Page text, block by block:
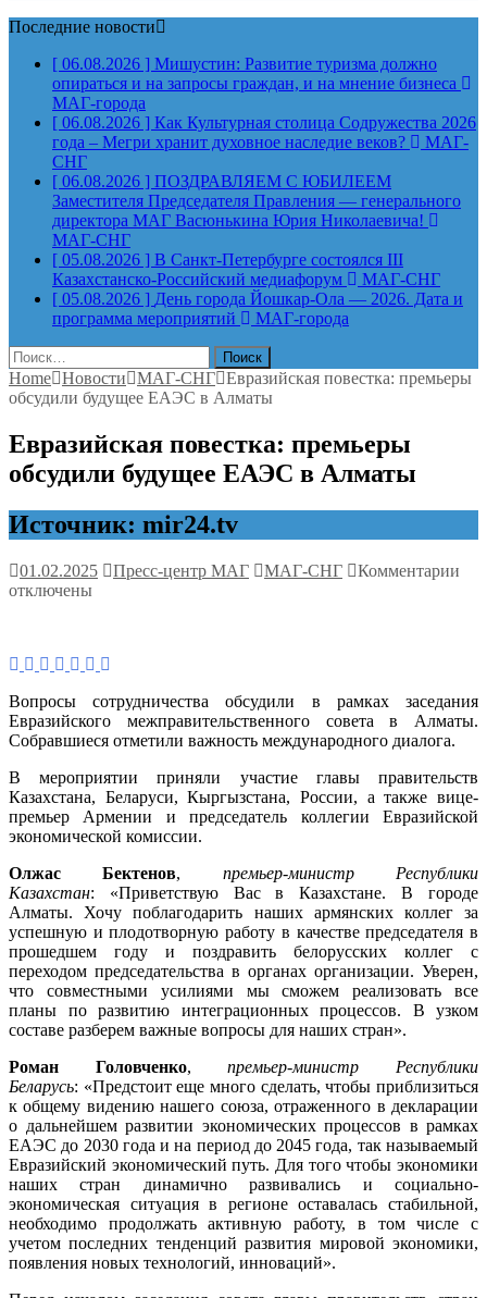
Последние новости
[ 06.08.2026 ] Мишустин: Развитие туризма должно
опираться и на запросы граждан, и на мнение бизнеса
МАГ-города
[ 06.08.2026 ] Как Культурная столица Содружества 2026
года – Мегри хранит духовное наследие веков?
МАГ-
СНГ
[ 06.08.2026 ] ПОЗДРАВЛЯЕМ С ЮБИЛЕЕМ
Заместителя Председателя Правления — генерального
директора МАГ Васюнькина Юрия Николаевича!
МАГ-СНГ
[ 05.08.2026 ] В Санкт-Петербурге состоялся III
Казахстанско-Российский медиафорум
МАГ-СНГ
[ 05.08.2026 ] День города Йошкар-Ола — 2026. Дата и
программа мероприятий
МАГ-города
Найти:
Home Новости МАГ-СНГ Евразийская повестка: премьеры
обсудили будущее ЕАЭС в Алматы
Евразийская повестка: премьеры
обсудили будущее ЕАЭС в Алматы
Источник: mir24.tv
01.02.2025 Пресс-центр МАГ МАГ-СНГ Комментарии
в
отключены
Вопросы сотрудничества обсудили в рамках заседания
Евразийского межправительственного совета в Алматы.
Собравшиеся отметили важность международного диалога.
В мероприятии приняли участие главы правительств
Казахстана, Беларуси, Кыргызстана, России, а также вице-
премьер Армении и председатель коллегии Евразийской
экономической комиссии.
Олжас Бектенов, премьер-министр Республики
Казахстан: «Приветствую Вас в Казахстане. В городе
Алматы. Хочу поблагодарить наших армянских коллег за
успешную и плодотворную работу в качестве председателя в
прошедшем году и поздравить белорусских коллег с
переходом председательства в органах организации. Уверен,
что совместными усилиями мы сможем реализовать все
планы по развитию интеграционных процессов. В узком
составе разберем важные вопросы для наших стран».
Роман Головченко,премьер-министр Республики
Беларусь: «Предстоит еще много сделать, чтобы приблизиться
к общему видению нашего союза, отраженного в декларации
о дальнейшем развитии экономических процессов в рамках
ЕАЭС до 2030 года и на период до 2045 года, так называемый
Евразийский экономический путь. Для того чтобы экономики
наших стран динамично развивались и социально-
экономическая ситуация в регионе оставалась стабильной,
необходимо продолжать активную работу, в том числе с
учетом последних тенденций развития мировой экономики,
появления новых технологий, инноваций».